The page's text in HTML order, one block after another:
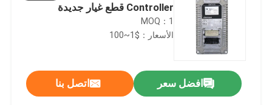
Controller قطع غيار جديدة
MOQ：1
الأسعار：$1~100
افضل سعر اتصل بنا